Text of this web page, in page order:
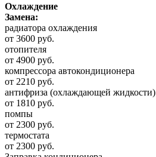
Охлаждение
Замена:
радиатора охлаждения
от 3600 руб.
отопителя
от 4900 руб.
компрессора автокондиционера
от 2210 руб.
антифриза (охлаждающей жидкости)
от 1810 руб.
помпы
от 2300 руб.
термостата
от 2300 руб.